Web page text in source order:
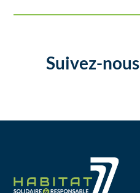
Suivez-nous